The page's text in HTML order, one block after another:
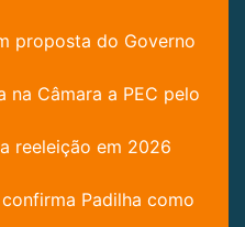
proposta do Governo
Câmara a PEC pelo
reeleição em 2026
Padilha como